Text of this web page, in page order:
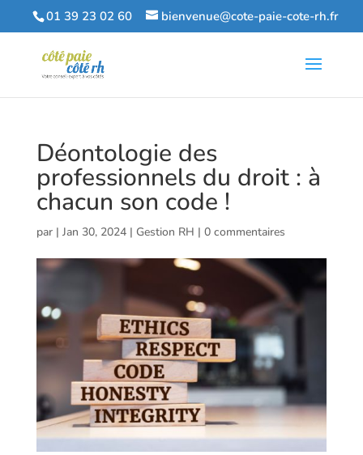
01 39 23 02 60 bienvenue@cote-paie-cote-rh.fr
Déontologie des
professionnels du droit : à
chacun son code !
par | Jan 30, 2024| Gestion RH | 0 commentaires